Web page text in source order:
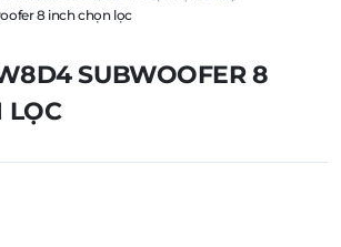
8 inch chọn lọc
SUBWOOFER 8
LỌC